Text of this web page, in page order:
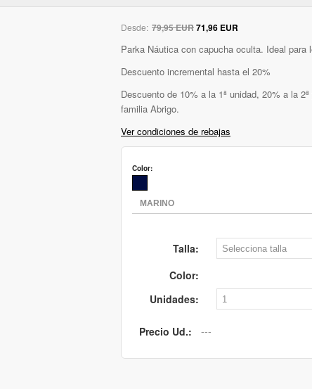
Desde: 79,95 EUR71,96 EUR
Parka Náutica con capucha oculta. Ideal para
Descuento incremental hasta el 20%
Descuento de 10% a la 1ª unidad, 20% a la
familia Abrigo.
Ver condiciones de rebajas
Color:
Talla:
Color:
Unidades:
Precio Ud.: